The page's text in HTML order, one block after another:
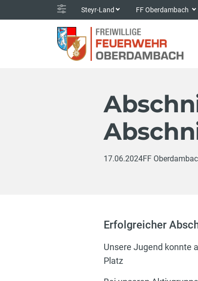
Steyr-Land FF Oberdambach
17.06.2024FF
Erfolgreicher
Unsere Jugend konnte
Platz